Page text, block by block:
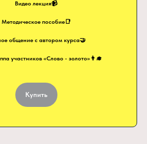
Видео лекция📹
Методическое пособие📑
общение с автором курса🤝
участников «Слово - золото»👨‍🎓
Купить